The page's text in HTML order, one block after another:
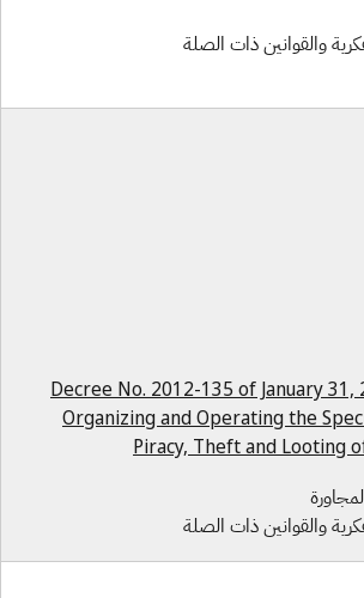
والقوانين ذات الصلة
Decree No. 2012-135 of January
Organizing and Operating the
Piracy, Theft and
والقوانين ذات الصلة